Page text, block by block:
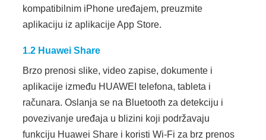
kompatibilnim iPhone uređajem, preuzmite
aplikaciju iz aplikacije App Store.
1.2 Huawei Share
Brzo prenosi slike, video zapise, dokumente i
aplikacije između HUAWEI telefona, tableta i
računara. Oslanja se na Bluetooth za detekciju i
povezivanje uređaja u blizini koji podržavaju
funkciju Huawei Share i koristi Wi-Fi za brz prenos